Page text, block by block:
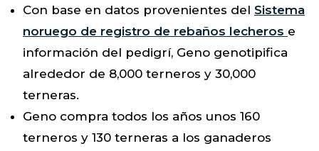
Con base en datos provenientes del Sistema
noruego de registro de rebaños lecheros e
información del pedigrí, Geno genotipifica
alrededor de 8,000 terneros y 30,000
terneras.
Geno compra todos los años unos 160
terneros y 130 terneras a los ganaderos